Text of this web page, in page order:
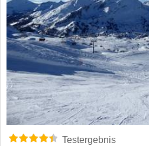
Testergebnis